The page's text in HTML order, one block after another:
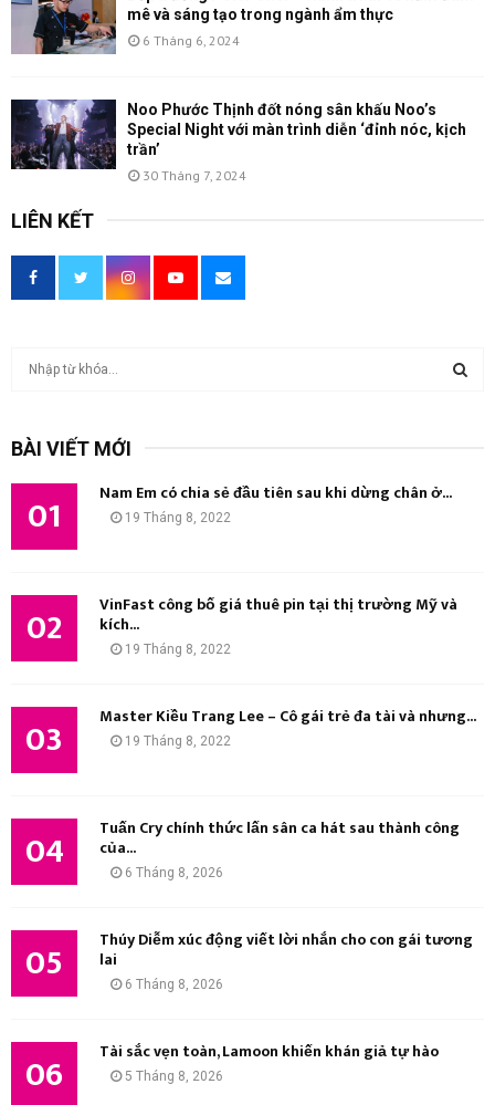
mê và sáng tạo trong ngành ẩm thực
6 Tháng 6, 2024
Noo Phước Thịnh đốt nóng sân khấu Noo’s
Special Night với màn trình diễn ‘đỉnh nóc, kịch
trần’
30 Tháng 7, 2024
LIÊN KẾT
BÀI VIẾT MỚI
01 Nam Em có chia sẻ đầu tiên sau khi dừng chân ở...
19 Tháng 8, 2022
02 VinFast công bố giá thuê pin tại thị trường Mỹ và
kích...
19 Tháng 8, 2022
03 Master Kiều Trang Lee – Cô gái trẻ đa tài và nhưng...
19 Tháng 8, 2022
04 Tuấn Cry chính thức lấn sân ca hát sau thành công
của...
6 Tháng 8, 2026
05 Thúy Diễm xúc động viết lời nhắn cho con gái tương
lai
6 Tháng 8, 2026
06 Tài sắc vẹn toàn, Lamoon khiến khán giả tự hào
5 Tháng 8, 2026